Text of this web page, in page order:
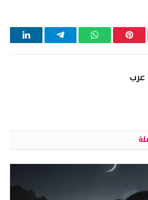
بينتيريستواتساب تيلقرام لينكدإن